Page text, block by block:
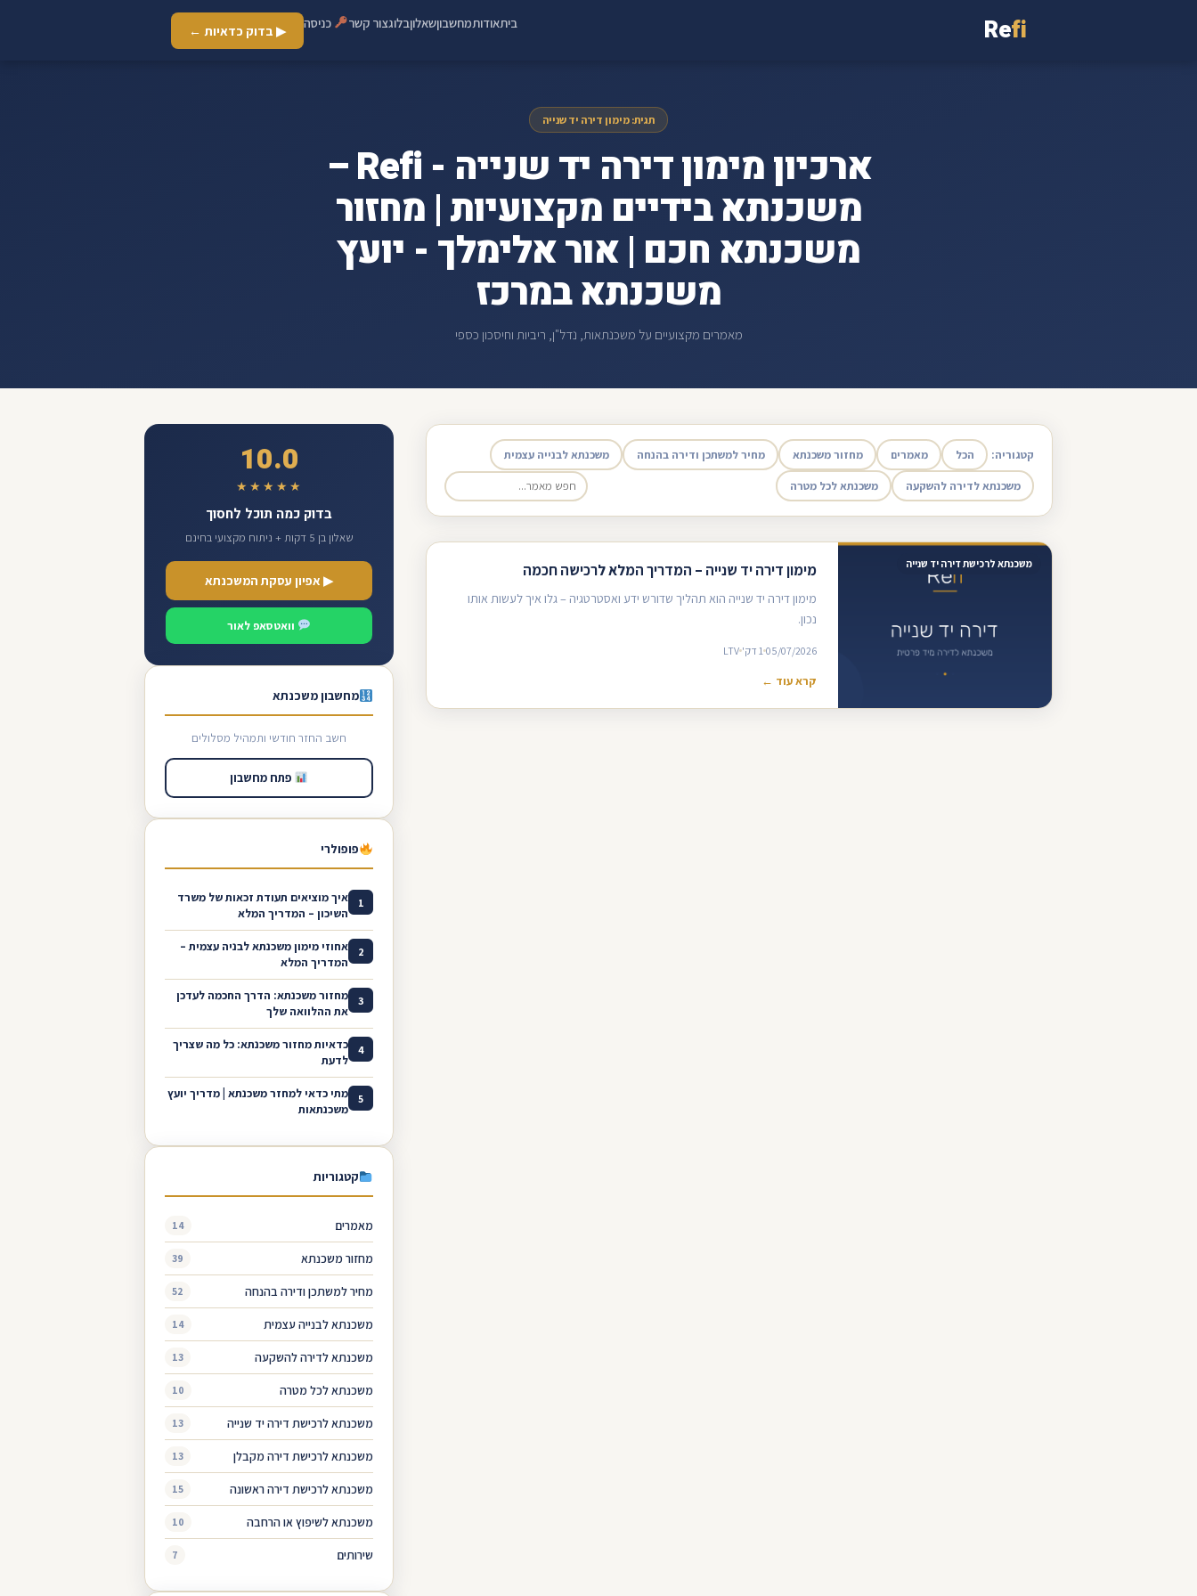
Refi ביתאודותמחשבוןשאלוןבלוגצור קשר כניסה ▶ בדוק כדאיות ←
תגית: מימון דירה יד שנייה
ארכיון מימון דירה יד שנייה - Refi –
משכנתא בידיים מקצועיות | מחזור
משכנתא חכם | אור אלימלך - יועץ
משכנתא במרכז
מאמרים מקצועיים על משכנתאות, נדל"ן, ריביות וחיסכון כספי
קטגוריה: הכל מאמרים מחזור משכנתא מחיר למשתכן ודירה בהנחה משכנתא לבנייה עצמית
משכנתא לדירה להשקעה משכנתא לכל מטרה
משכנתא לרכישת דירה יד שנייה מימון דירה יד שנייה – המדריך המלא לרכישה חכמה
מימון דירה יד שנייה הוא תהליך שדורש ידע ואסטרטגיה – גלו איך לעשות אותו
נכון.
05/07/2026 1 דק' LTV
קרא עוד ←
10.0
★★★★★
בדוק כמה תוכל לחסוך
שאלון בן 5 דקות + ניתוח מקצועי בחינם
▶ אפיון עסקת המשכנתא
וואטסאפ לאור
מחשבון משכנתא
חשב החזר חודשי ותמהיל מסלולים
פתח מחשבון
פופולרי
1
איך מוציאים תעודת זכאות של משרד
השיכון – המדריך המלא
2
אחוזי מימון משכנתא לבניה עצמית –
המדריך המלא
3
מחזור משכנתא: הדרך החכמה לעדכן
את ההלוואה שלך
4
כדאיות מחזור משכנתא: כל מה שצריך
לדעת
5
מתי כדאי למחזר משכנתא | מדריך יועץ
משכנתאות
קטגוריות
מאמרים 14
מחזור משכנתא 39
מחיר למשתכן ודירה בהנחה 52
משכנתא לבנייה עצמית 14
משכנתא לדירה להשקעה 13
משכנתא לכל מטרה 10
משכנתא לרכישת דירה יד שנייה 13
משכנתא לרכישת דירה מקבלן 13
משכנתא לרכישת דירה ראשונה 15
משכנתא לשיפוץ או הרחבה 10
שירותים 7